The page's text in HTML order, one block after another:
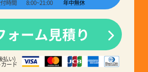
時間 8:00~21:00 年中無休
ォーム見積り
払い)
ード